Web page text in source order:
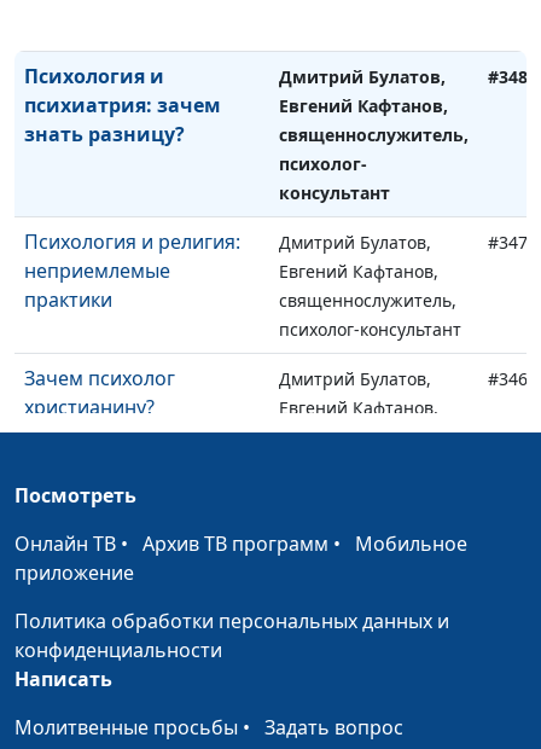
Психология и
психиатрия: зачем
знать разницу?
Дмитрий Булатов,
Евгений Кафтанов,
священнослужитель,
психолог-
консультант
#348
Психология и религия:
неприемлемые
практики
Дмитрий Булатов,
Евгений Кафтанов,
священнослужитель,
психолог-консультант
#347
Зачем психолог
христианину?
Дмитрий Булатов,
Евгений Кафтанов,
священнослужитель,
#346
Христианство и
психология: есть ли
противоречия?
Евгений Кафтанов,
Что делать с совестью
священнослужитель
Посмотреть
Онлайн ТВ • Архив ТВ программ • Мобильное
приложение
Политика обработки персональных данных и
конфиденциальности
Написать
Молитвенные просьбы • Задать вопрос